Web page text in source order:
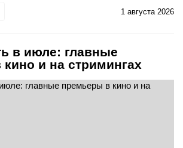
1 августа 2026
в июле: главные
и на стримингах